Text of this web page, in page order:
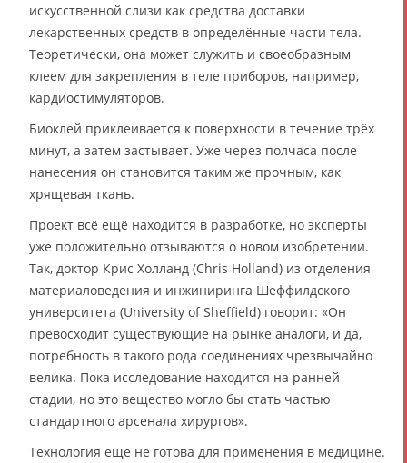
искусственной слизи как средства доставки
лекарственных средств в определённые части тела.
Теоретически, она может служить и своеобразным
клеем для закрепления в теле приборов, например,
кардиостимуляторов.
Биоклей приклеивается к поверхности в течение трёх
минут, а затем застывает. Уже через полчаса после
нанесения он становится таким же прочным, как
хрящевая ткань.
Проект всё ещё находится в разработке, но эксперты
уже положительно отзываются о новом изобретении.
Так, доктор Крис Холланд (Chris Holland) из отделения
материаловедения и инжиниринга Шеффилдского
университета (University of Sheffield) говорит: «Он
превосходит существующие на рынке аналоги, и да,
потребность в такого рода соединениях чрезвычайно
велика. Пока исследование находится на ранней
стадии, но это вещество могло бы стать частью
стандартного арсенала хирургов».
Технология ещё не готова для применения в медицине.